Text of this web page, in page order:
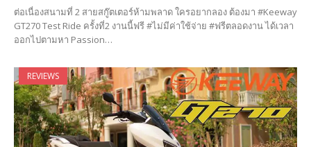
ต่อเนื่องสนามที่ 2 สายสกู๊ตเตอร์ห้ามพลาด ใครอยากลอง ต้องมา #Keeway
GT270 Test Ride ครั้งที่2 งานนี้ฟรี #ไม่มีค่าใช้จ่าย #ฟรีตลอดงาน ได้เวลา
ออกไปตามหา Passion…
REVIEWS